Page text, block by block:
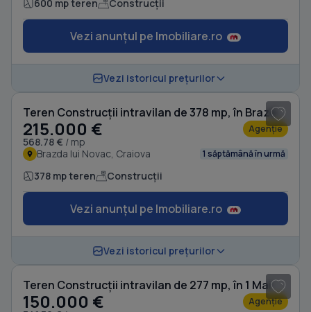
600 mp teren Construcții
Vezi anunțul pe Imobiliare.ro
Vezi istoricul prețurilor
Teren Construcții intravilan de 378 mp, în Brazda lui Novac
215.000 €
568.78 € / mp
Agenție
Brazda lui Novac, Craiova 1 săptămână în urmă
378 mp teren Construcții
Vezi anunțul pe Imobiliare.ro
Vezi istoricul prețurilor
Teren Construcții intravilan de 277 mp, în 1 Mai
150.000 € Agenție